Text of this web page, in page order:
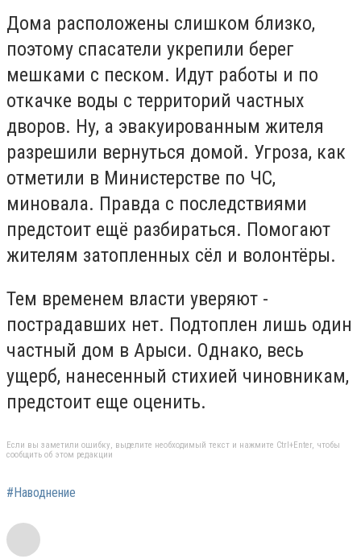
Дома расположены слишком близко,
поэтому спасатели укрепили берег
мешками с песком. Идут работы и по
откачке воды с территорий частных
дворов. Ну, а эвакуированным жителя
разрешили вернуться домой. Угроза, как
отметили в Министерстве по ЧС,
миновала. Правда с последствиями
предстоит ещё разбираться. Помогают
жителям затопленных сёл и волонтёры.
Тем временем власти уверяют -
пострадавших нет. Подтоплен лишь один
частный дом в Арыси. Однако, весь
ущерб, нанесенный стихией чиновникам,
предстоит еще оценить.
Если вы заметили ошибку, выделите необходимый текст и нажмите Ctrl+Enter, чтобы
сообщить об этом редакции
#Наводнение